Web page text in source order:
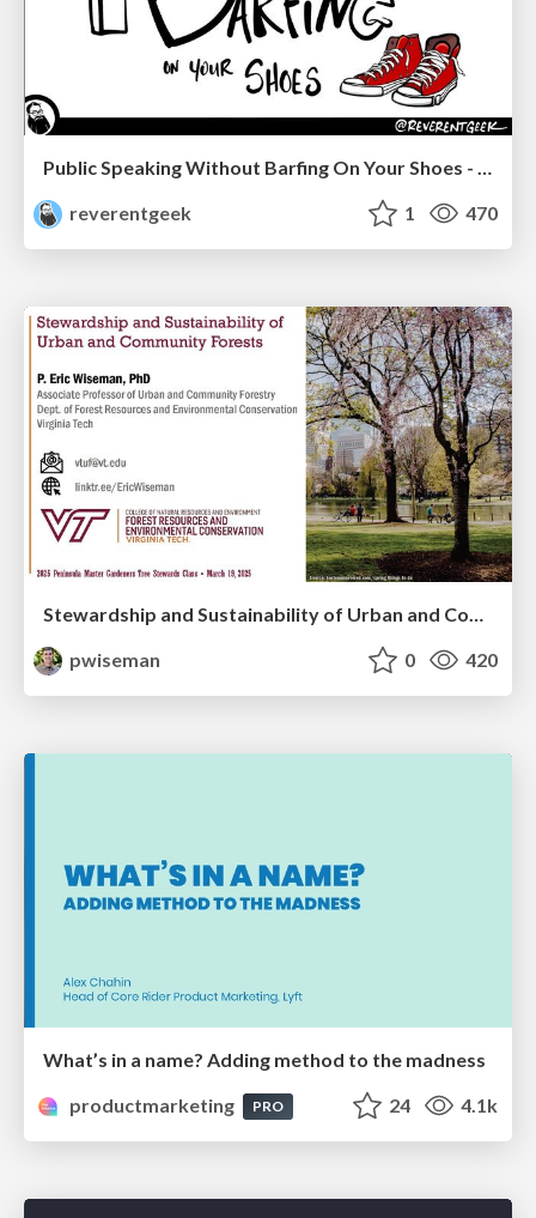
Public Speaking Without Barfing On Your Shoes - THAT 2023
reverentgeek
1 470
pwiseman
0 420
What’s in a name? Adding method to the madness
productmarketing
PRO 24 4.1k